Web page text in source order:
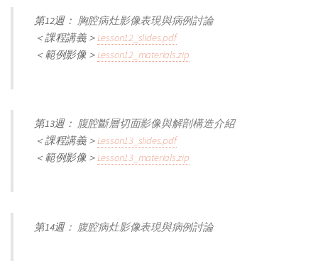
第12週： 胸腔病灶影像表現與病例討論
＜課程講義＞Lesson12_slides.pdf
＜範例影像＞Lesson12_materials.zip
第13週： 腹腔斷層切面影像與解剖構造介紹
＜課程講義＞Lesson13_slides.pdf
＜範例影像＞Lesson13_materials.zip
第14週： 腹腔病灶影像表現與病例討論